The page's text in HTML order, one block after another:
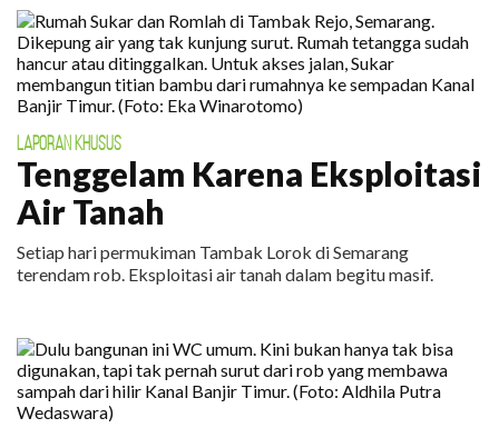
LAPORAN KHUSUS
Tenggelam Karena Eksploitasi
Air Tanah
Setiap hari permukiman Tambak Lorok di Semarang
terendam rob. Eksploitasi air tanah dalam begitu masif.